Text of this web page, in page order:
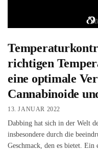
richtigen
eine optimale
Cannabinoide
13. JANUAR 2022
Dabbing hat sich in der Welt
insbesondere durch die
Geschmack, den es bietet.